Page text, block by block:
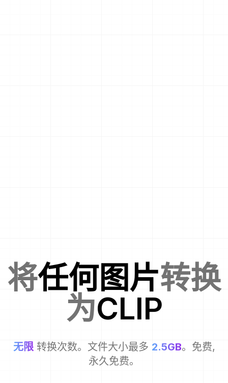
将任何图片转换
为CLIP
无限 转换次数。文件大小最多 2.5GB。免费,
永久免费。